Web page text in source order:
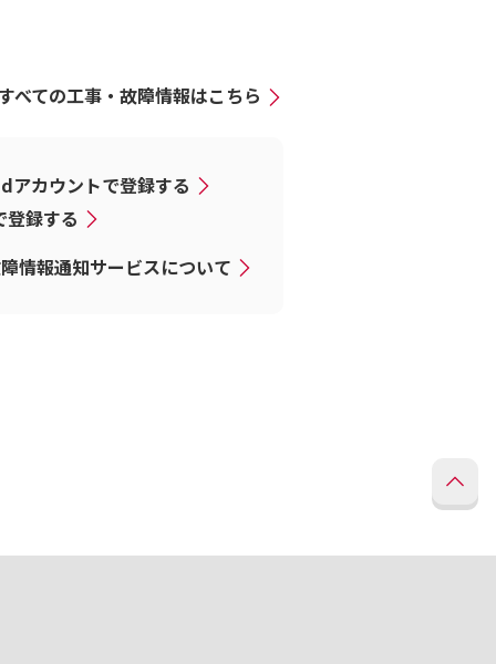
べての工事・故障情報はこちら
アカウントで登録する
登録する
情報通知サービスについて